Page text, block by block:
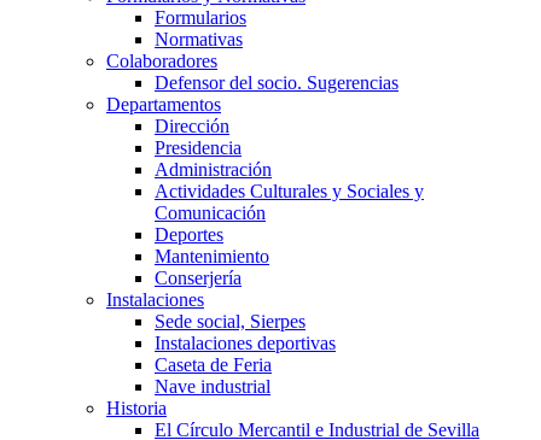
Formularios
Normativas
Colaboradores
Defensor del socio. Sugerencias
Departamentos
Dirección
Presidencia
Administración
Actividades Culturales y Sociales y
Comunicación
Deportes
Mantenimiento
Conserjería
Instalaciones
Sede social, Sierpes
Instalaciones deportivas
Caseta de Feria
Nave industrial
Historia
El Círculo Mercantil e Industrial de Sevilla